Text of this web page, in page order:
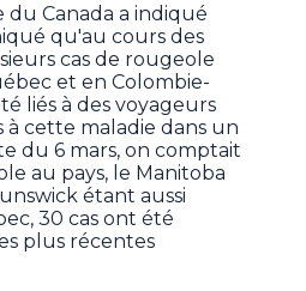
du Canada a indiqué
qu'au cours des
cas de rougeole
et en Colombie-
liés à des voyageurs
à cette maladie dans un
du 6 mars, on comptait
au pays, le Manitoba
étant aussi
30 cas ont été
plus récentes